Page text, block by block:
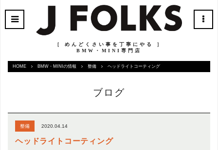
［ めんどくさい事を丁寧にやる ］
BMW・MINI専門店
HOME BMW・MINIの情報 整備 ヘッドライトコーティング
ブログ
整備 2020.04.14
ヘッドライトコーティング